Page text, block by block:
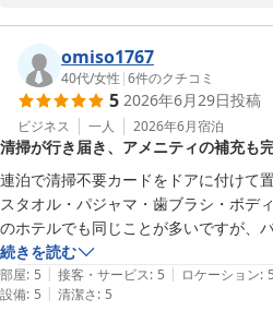
LIVE参戦でのご利用とのこと、当館
よりでございます。
当館は品川駅高輪口から徒歩３分と
た機会がございましたらぜひお越しく
一方で、周辺のコンビニエンススト
便をおかけし申し訳ございません。
また、浴室の清掃に関しまして、ご
たことを深くお詫び申し上げます。
今回ご指摘いただいた浴室の臭いに
の体制を見直し、快適にお過ごしい
いります。
omiso1767
40代/女性 |6件のクチコミ
5 2026年6月29日投稿
ビジネス 一人 2026年6月宿泊
清掃が行き届き、アメニティの補充も
連泊で清掃不要カードをドアに付けて
スタオル・パジャマ・歯ブラシ・ボデ
のホテルでも同じことが多いですが、
ださるのは、こちらのホテルが初めてで
バスマットまで替えられて、気持ちよ
続きを読む
部屋: 5 | 接客・サービス: 5 | ロケーション: 5
設備: 5 | 清潔さ: 5